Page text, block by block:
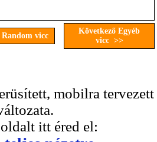
Random vicc
Következő Egyéb
vicc >>
mobilra tervezett
itt éred el: